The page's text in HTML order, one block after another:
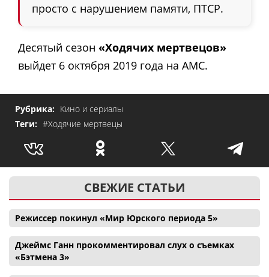
просто с нарушением памяти, ПТСР.
Десятый сезон «Ходячих мертвецов»
выйдет 6 октября 2019 года на AMC.
Рубрика: Кино и сериалы
Теги: #Ходячие мертвецы
СВЕЖИЕ СТАТЬИ
Режиссер покинул «Мир Юрского периода 5»
Джеймс Ганн прокомментировал слух о съемках
«Бэтмена 3»